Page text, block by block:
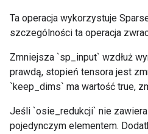
Ta operacja wykorzystuje
szczególności ta operacja
Zmniejsza `sp_input` wzdłuż
prawdą, stopień tensora jest
`keep_dims` ma wartość true,
Jeśli `osie_redukcji` nie
pojedynczym elementem.